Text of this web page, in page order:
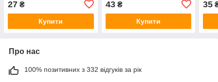
27 ₴
Купити
43₴
Купити
35
Про нас
100% позитивних з 332 відгуків за рік